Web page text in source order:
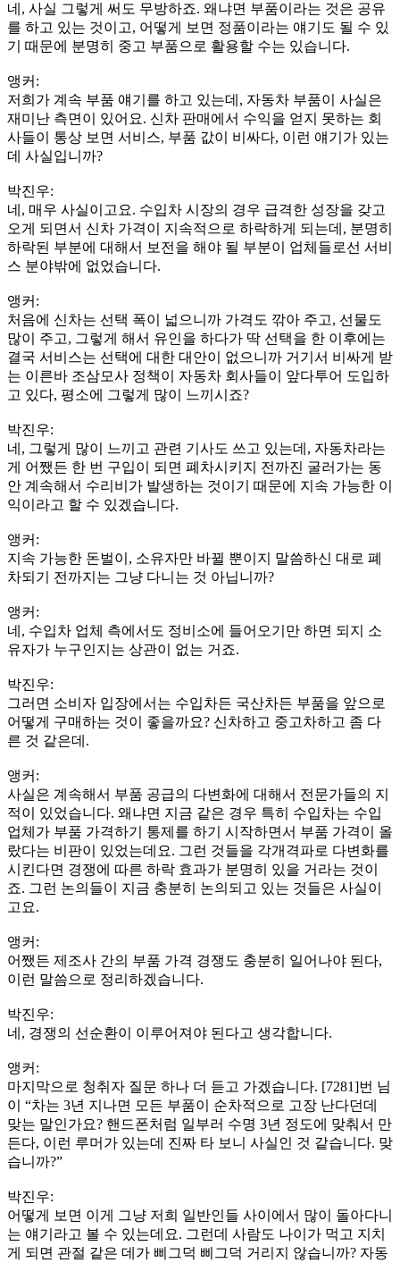
네, 사실 그렇게 써도 무방하죠. 왜냐면 부품이라는 것은 공유
를 하고 있는 것이고, 어떻게 보면 정품이라는 얘기도 될 수 있
기 때문에 분명히 중고 부품으로 활용할 수는 있습니다.
앵커:
저희가 계속 부품 얘기를 하고 있는데, 자동차 부품이 사실은
재미난 측면이 있어요. 신차 판매에서 수익을 얻지 못하는 회
사들이 통상 보면 서비스, 부품 값이 비싸다, 이런 얘기가 있는
데 사실입니까?
박진우:
네, 매우 사실이고요. 수입차 시장의 경우 급격한 성장을 갖고
오게 되면서 신차 가격이 지속적으로 하락하게 되는데, 분명히
하락된 부분에 대해서 보전을 해야 될 부분이 업체들로선 서비
스 분야밖에 없었습니다.
앵커:
처음에 신차는 선택 폭이 넓으니까 가격도 깎아 주고, 선물도
많이 주고, 그렇게 해서 유인을 하다가 딱 선택을 한 이후에는
결국 서비스는 선택에 대한 대안이 없으니까 거기서 비싸게 받
는 이른바 조삼모사 정책이 자동차 회사들이 앞다투어 도입하
고 있다, 평소에 그렇게 많이 느끼시죠?
박진우:
네, 그렇게 많이 느끼고 관련 기사도 쓰고 있는데, 자동차라는
게 어쨌든 한 번 구입이 되면 폐차시키지 전까진 굴러가는 동
안 계속해서 수리비가 발생하는 것이기 때문에 지속 가능한 이
익이라고 할 수 있겠습니다.
앵커:
지속 가능한 돈벌이, 소유자만 바뀔 뿐이지 말씀하신 대로 폐
차되기 전까지는 그냥 다니는 것 아닙니까?
앵커:
네, 수입차 업체 측에서도 정비소에 들어오기만 하면 되지 소
유자가 누구인지는 상관이 없는 거죠.
박진우:
그러면 소비자 입장에서는 수입차든 국산차든 부품을 앞으로
어떻게 구매하는 것이 좋을까요? 신차하고 중고차하고 좀 다
른 것 같은데.
앵커:
사실은 계속해서 부품 공급의 다변화에 대해서 전문가들의 지
적이 있었습니다. 왜냐면 지금 같은 경우 특히 수입차는 수입
업체가 부품 가격하기 통제를 하기 시작하면서 부품 가격이 올
랐다는 비판이 있었는데요. 그런 것들을 각개격파로 다변화를
시킨다면 경쟁에 따른 하락 효과가 분명히 있을 거라는 것이
죠. 그런 논의들이 지금 충분히 논의되고 있는 것들은 사실이
고요.
앵커:
어쨌든 제조사 간의 부품 가격 경쟁도 충분히 일어나야 된다,
이런 말씀으로 정리하겠습니다.
박진우:
네, 경쟁의 선순환이 이루어져야 된다고 생각합니다.
앵커:
마지막으로 청취자 질문 하나 더 듣고 가겠습니다. [7281]번 님
이 “차는 3년 지나면 모든 부품이 순차적으로 고장 난다던데
맞는 말인가요? 핸드폰처럼 일부러 수명 3년 정도에 맞춰서 만
든다, 이런 루머가 있는데 진짜 타 보니 사실인 것 같습니다. 맞
습니까?”
박진우:
어떻게 보면 이게 그냥 저희 일반인들 사이에서 많이 돌아다니
는 얘기라고 볼 수 있는데요. 그런데 사람도 나이가 먹고 지치
게 되면 관절 같은 데가 삐그덕 삐그덕 거리지 않습니까? 자동